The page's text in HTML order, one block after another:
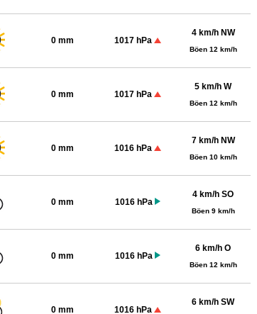
0 mm 1017 hPa
4 km/h NW
Böen 12 km/h
0 mm 1017 hPa
5 km/h W
Böen 12 km/h
0 mm 1016 hPa
7 km/h NW
Böen 10 km/h
0 mm 1016 hPa
4 km/h SO
Böen 9 km/h
0 mm 1016 hPa
6 km/h O
Böen 12 km/h
0 mm 1016 hPa
6 km/h SW